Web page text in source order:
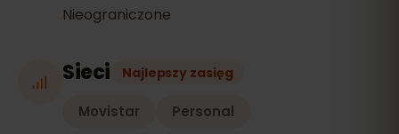
Nieograniczone
Sieci Najlepszy zasięg
Movistar Personal